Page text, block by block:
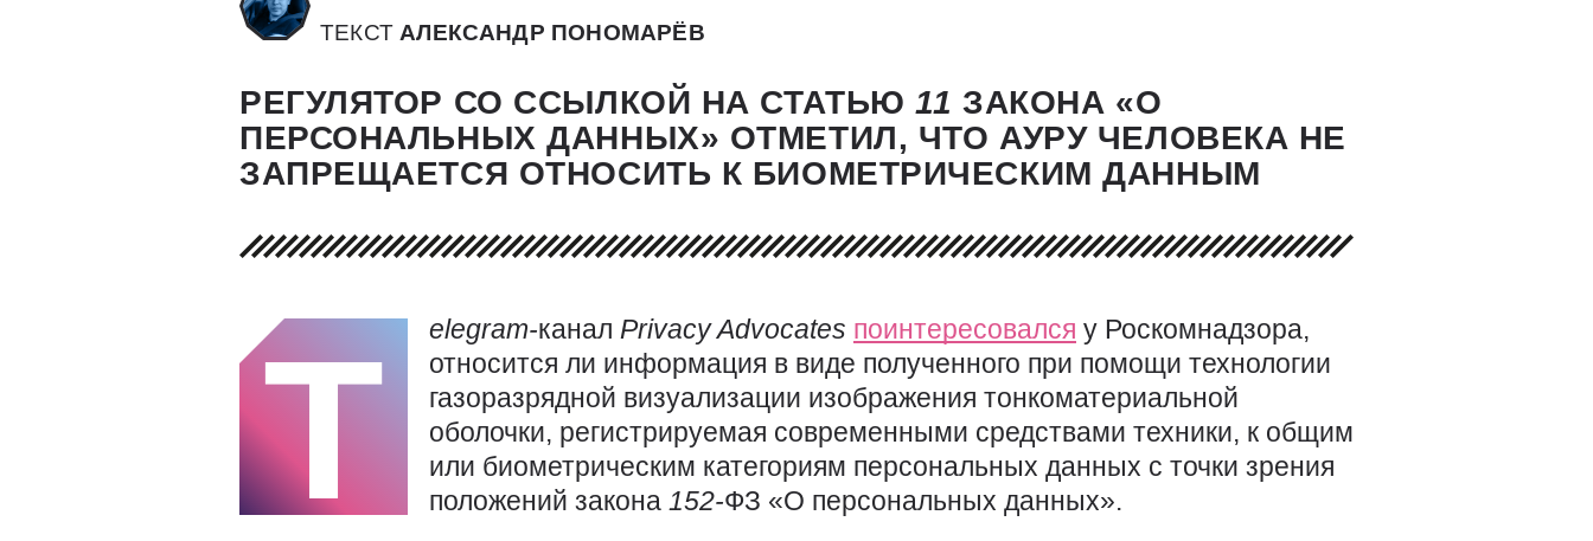
ТЕКСТ АЛЕКСАНДР ПОНОМАРЁВ
РЕГУЛЯТОР СО ССЫЛКОЙ НА СТАТЬЮ11ЗАКОНА «О
ПЕРСОНАЛЬНЫХ ДАННЫХ» ОТМЕТИЛ, ЧТО АУРУ ЧЕЛОВЕКА НЕ
ЗАПРЕЩАЕТСЯ ОТНОСИТЬ К БИОМЕТРИЧЕСКИМ ДАННЫМ
T elegram-канал PrivacyAdvocates поинтересовался у Роскомнадзора,
относится ли информация в виде полученного при помощи технологии
газоразрядной визуализации изображения тонкоматериальной
оболочки, регистрируемая современными средствами техники, к общим
или биометрическим категориям персональных данных с точки зрения
положений закона 152-ФЗ «О персональных данных».